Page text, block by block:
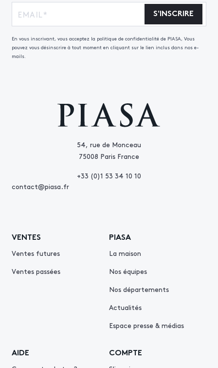
54, rue de Monceau
75008 Paris France
+33 (0)1 53 34 10 10
contact@piasa.fr
VENTES
Ventes futures
Ventes passées
PIASA
La maison
Nos équipes
Nos départements
Actualités
Espace presse & médias
AIDE COMPTE
S'INSCRIRE
En vous inscrivant, vous acceptez la politique de confidentialité de PIASA, Vous
pouvez vous désinscrire à tout moment en cliquant sur le lien inclus dans nos e-
mails.